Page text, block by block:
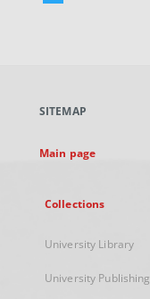
new
SITEMAP
Main page
Collections
University Library
University Publishing